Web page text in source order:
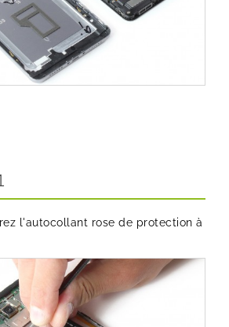
l'autocollant rose de protection à